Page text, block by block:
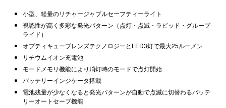
小型、軽量のリチャージャブルセーフティーライト
視認性が高く多彩な発光パターン（点灯・点滅・ラピッド・グループ
ライド）
オプティキューブレンズテクノロジーとLED3灯で最大25ルーメン
リチウムイオン充電池
モードメモリ機能により消灯時のモードで点灯開始
バッテリーインジケータ搭載
電池残量が少なくなると発光パターンが自動で点滅に切替わるバッテ
リーオートセーブ機能